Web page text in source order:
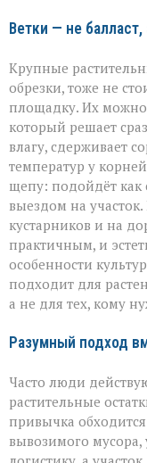
Ветки — не
Крупные
обрезки, тоже не
площадку. Их можно
который решает
влагу, сдерживает
температур у
щепу: подойдёт как
выездом на
кустарников и на
практичным, и
особенности
подходит для
а не для тех, кому
Разумный подход
Часто люди
растительные
привычка
вывозимого мусора,